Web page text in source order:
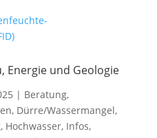
Energie und Geologie
| Beratung,
, Dürre/Wassermangel,
, Hochwasser, Infos,